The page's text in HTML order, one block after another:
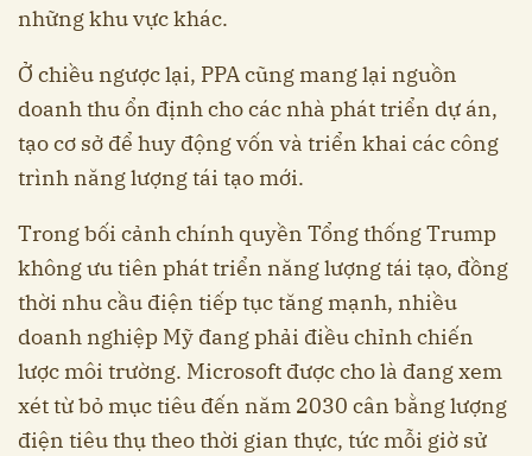
những khu vực khác.
Ở chiều ngược lại, PPA cũng mang lại nguồn
doanh thu ổn định cho các nhà phát triển dự án,
tạo cơ sở để huy động vốn và triển khai các công
trình năng lượng tái tạo mới.
Trong bối cảnh chính quyền Tổng thống Trump
không ưu tiên phát triển năng lượng tái tạo, đồng
thời nhu cầu điện tiếp tục tăng mạnh, nhiều
doanh nghiệp Mỹ đang phải điều chỉnh chiến
lược môi trường. Microsoft được cho là đang xem
xét từ bỏ mục tiêu đến năm 2030 cân bằng lượng
điện tiêu thụ theo thời gian thực, tức mỗi giờ sử